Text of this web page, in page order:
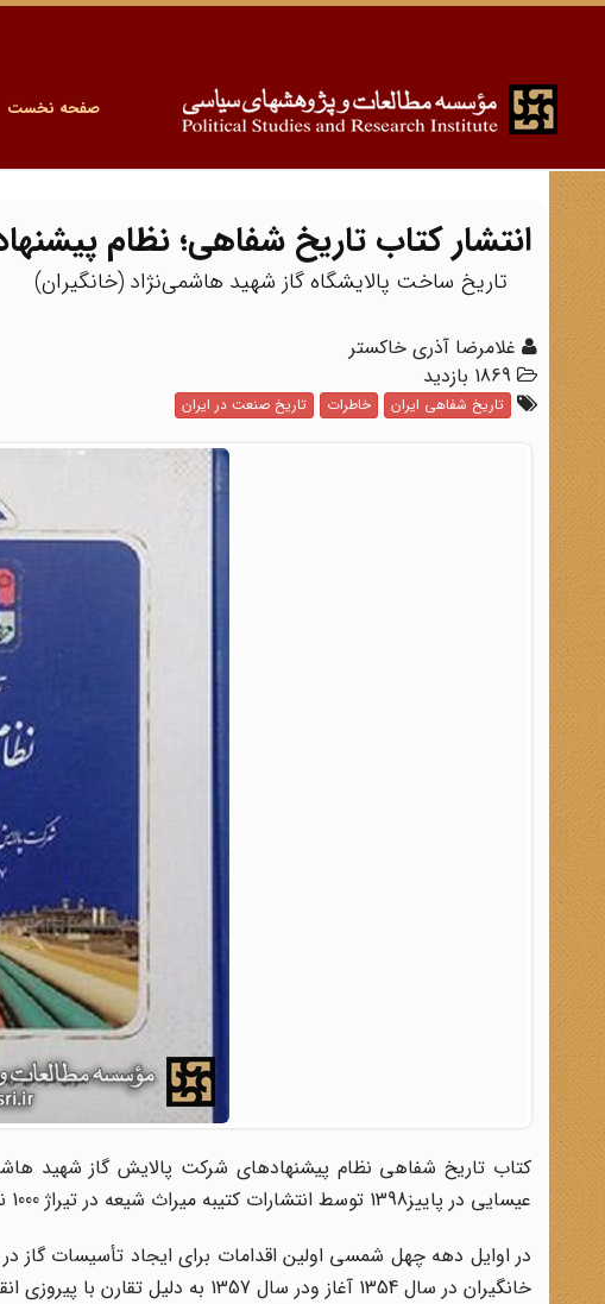
صفحه نخست
انتشار کتاب تاریخ شفاهی؛ نظام
تاریخ ساخت پالایشگاه گاز شهید هاشمی‌نژاد (خانگیران)
غلامرضا آذری خاکستر
تاریخ شفاهی ایران خاطرات تاریخ صنعت در ایران
کتاب تاریخ شفاهی نظام پیشنهادهای شرکت پالایش گاز شهید
عیسایی در پاییز1398 توسط انتشارات کتیبه میراث شیعه در تیراژ 1000 نسخه و با قیمت 25000 تومان منتشر شده است.
در اوایل دهه چهل شمسی اولین اقدامات برای ایجاد تأسیسات گاز